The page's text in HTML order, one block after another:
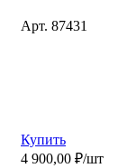
Арт. 87431
Купить
4 900,00 ₽/шт